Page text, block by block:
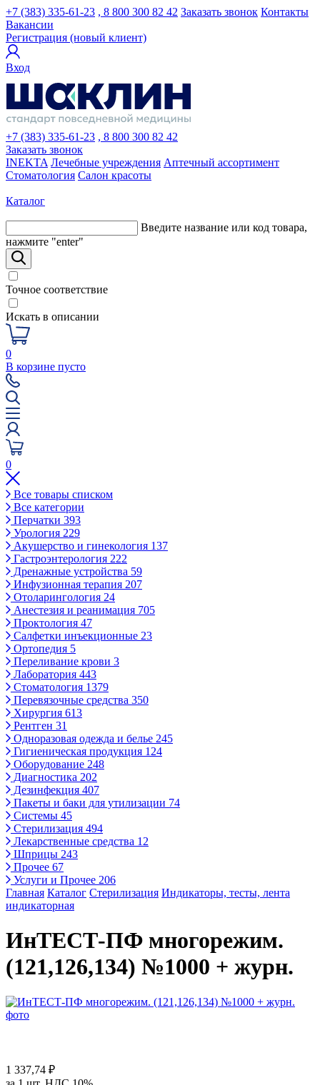
+7 (383) 335-61-23 , 8 800 300 82 42 Заказать звонок Контакты
Вакансии
Регистрация (новый клиент)
Вход
+7 (383) 335-61-23 , 8 800 300 82 42
Заказать звонок
INEKTA Лечебные учреждения Аптечный ассортимент
Стоматология Салон красоты
Каталог
Введите название или код товара,
нажмите "enter"
Точное соответствие
Искать в описании
0
В корзине пусто
0
Все товары списком
Все категории
Перчатки 393
Урология 229
Акушерство и гинекология 137
Гастроэнтерология 222
Дренажные устройства 59
Инфузионная терапия 207
Отоларингология 24
Анестезия и реанимация 705
Проктология 47
Салфетки инъекционные 23
Ортопедия 5
Переливание крови 3
Лаборатория 443
Стоматология 1379
Перевязочные средства 350
Хирургия 613
Рентген 31
Одноразовая одежда и белье 245
Гигиеническая продукция 124
Оборудование 248
Диагностика 202
Дезинфекция 407
Пакеты и баки для утилизации 74
Системы 45
Стерилизация 494
Лекарственные средства 12
Шприцы 243
Прочее 67
Услуги и Прочее 206
Главная Каталог Стерилизация Индикаторы, тесты, лента
индикаторная
ИнТЕСТ-ПФ многорежим.
(121,126,134) №1000 + журн.
1 337,74 ₽